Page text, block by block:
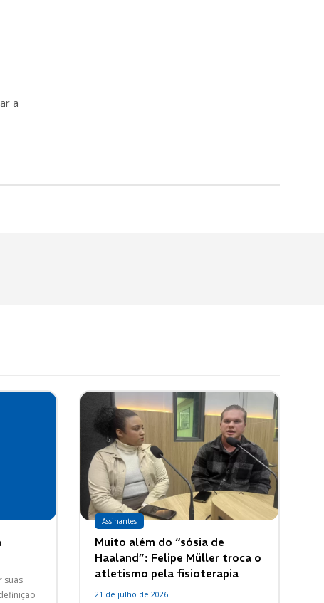
a
suas
Assinantes
Muito além do “sósia de
Haaland”: Felipe Müller troca o
atletismo pela fisioterapia
21 de julho de 2026